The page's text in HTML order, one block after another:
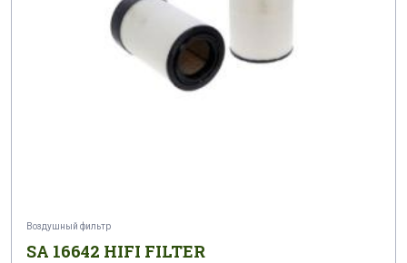
Воздушный фильтр
SA 16642 HIFI FILTER